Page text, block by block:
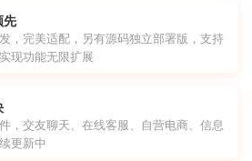
先
，完美适配，另有源码独立部署版，支持
现功能无限扩展
，交友聊天、在线客服、自营电商、信息
更新中